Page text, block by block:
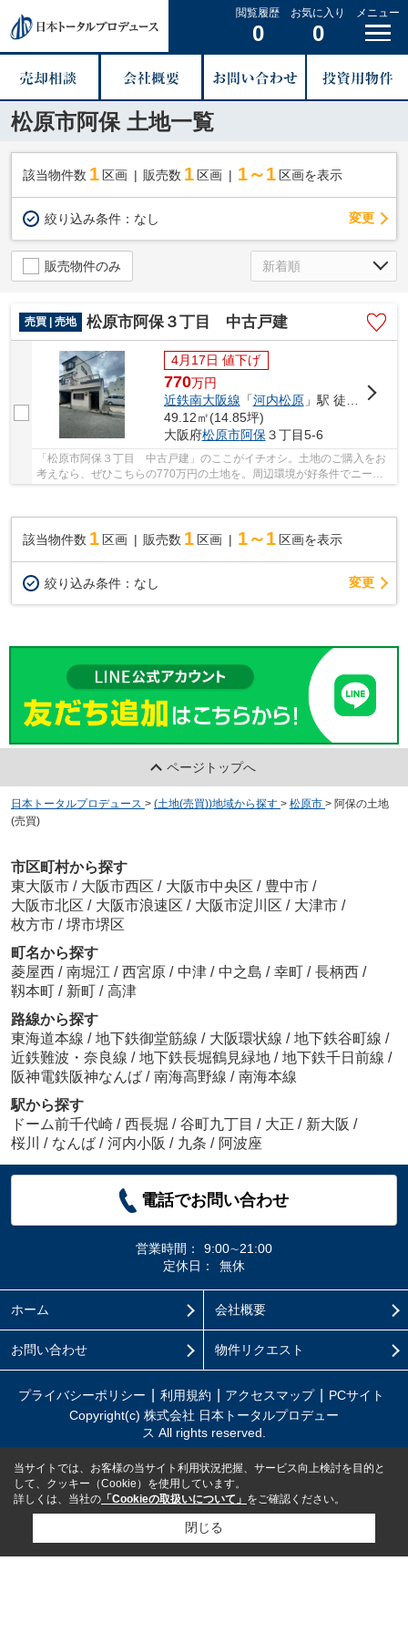
閲覧履歴
0
お気に入り
0
メニュー
松原市阿保 土地一覧
該当物件数 1 区画 販売数 1 区画 1～1 区画を表示
絞り込み条件： なし 変更
販売物件のみ
売買 | 売地 松原市阿保３丁目 中古戸建
4月17日 値下げ
770万円
近鉄南大阪線 「河内松原」駅 徒歩5分
49.12㎡(14.85坪)
大阪府松原市阿保３丁目5-6
「松原市阿保３丁目 中古戸建」のここがイチオシ。土地のご購入をお
考えなら、ぜひこちらの770万円の土地を。周辺環境が好条件でニーズ
該当物件数 1 区画 販売数 1 区画 1～1 区画を表示
絞り込み条件： なし 変更
ページトップへ
日本トータルプロデュース > (土地(売買))地域から探す > 松原市 > 阿保の土地
(売買)
市区町村から探す
東大阪市 / 大阪市西区 / 大阪市中央区 / 豊中市 /
大阪市北区 / 大阪市浪速区 / 大阪市淀川区 / 大津市 /
枚方市 / 堺市堺区
町名から探す
菱屋西 / 南堀江 / 西宮原 / 中津 / 中之島 / 幸町 / 長柄西 /
靱本町 / 新町 / 高津
路線から探す
東海道本線 / 地下鉄御堂筋線 / 大阪環状線 / 地下鉄谷町線 /
近鉄難波・奈良線 / 地下鉄長堀鶴見緑地 / 地下鉄千日前線 /
阪神電鉄阪神なんば / 南海高野線 / 南海本線
駅から探す
ドーム前千代崎 / 西長堀 / 谷町九丁目 / 大正 / 新大阪 /
桜川
/ なんば / 河内小阪 / 九条 / 阿波座
電話でお問い合わせ
営業時間：
9:00∼21:00
定休日：
無休
ホーム 会社概要
お問い合わせ 物件リクエスト
プライバシーポリシー 利用規約 アクセスマップ
PCサイト
Copyright(c) 株式会社 日本トータルプロデュー
ス All rights reserved.
当サイトでは、お客様の当サイト利用状況把握、サービス向上検討を目的と
して、クッキー（Cookie）を使用しています。
詳しくは、当社の 「Cookieの取扱いについて」 をご確認ください。
閉じる